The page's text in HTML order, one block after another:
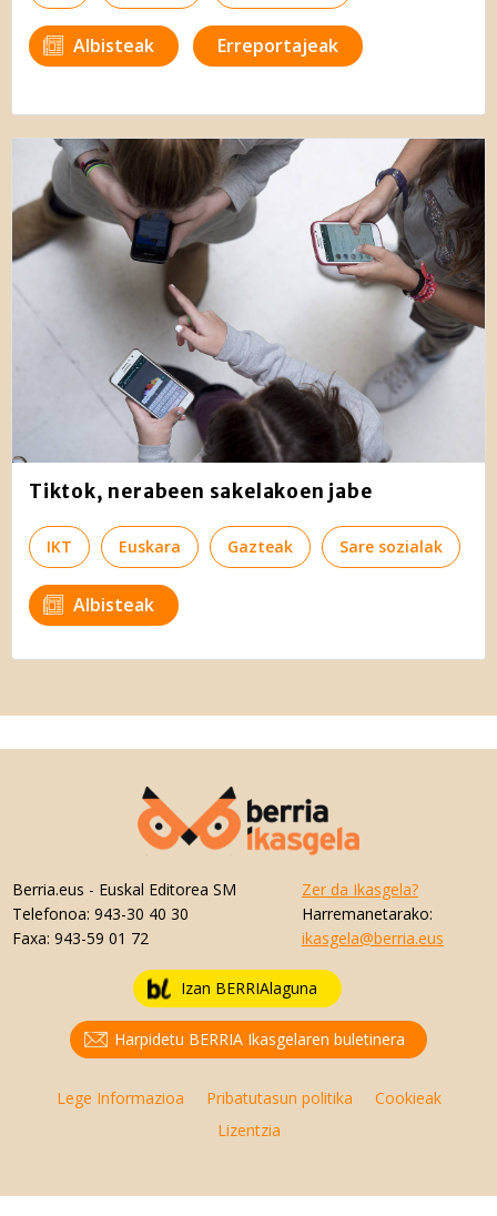
Albisteak Erreportajeak
Tiktok, nerabeen sakelakoen jabe
IKT Euskara Gazteak Sare sozialak
Albisteak
Berria.eus - Euskal Editorea SM
Telefonoa: 943-30 40 30
Faxa: 943-59 01 72
Zer da Ikasgela?
Harremanetarako:
ikasgela@berria.eus
Izan BERRIAlaguna
Harpidetu BERRIA Ikasgelaren buletinera
Lege Informazioa Pribatutasun politika
Cookieak
Lizentzia